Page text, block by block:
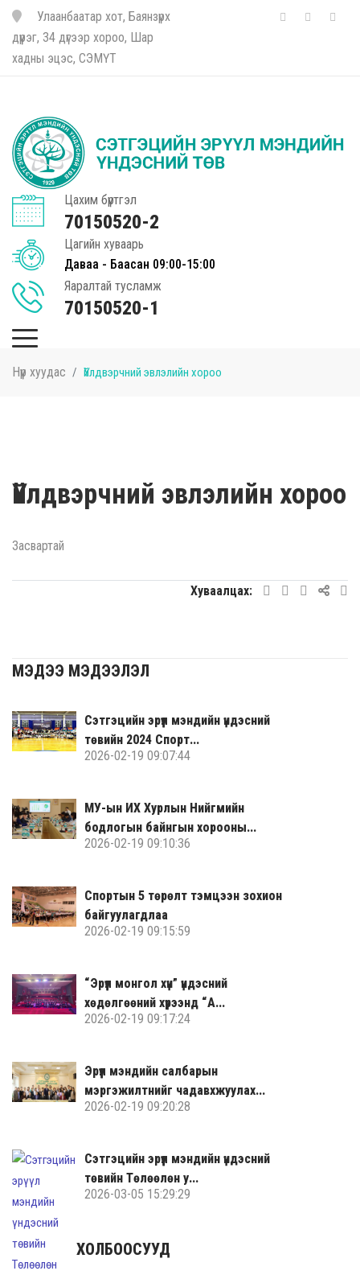
Улаанбаатар хот, Баянзүрх
дүүрэг, 34 дүгээр хороо, Шар
хадны эцэс, СЭМҮТ
Цахим бүртгэл
70150520-2
Цагийн хуваарь
Даваа - Баасан 09:00-15:00
Яаралтай тусламж
70150520-1
Нүүр хуудас Үйлдвэрчний эвлэлийн хороо
Үйлдвэрчний эвлэлийн хороо
Засвартай
Хуваалцах:
МЭДЭЭ МЭДЭЭЛЭЛ
Сэтгэцийн эрүүл мэндийн үндэсний
төвийн 2024 Спорт...
2026-02-19 09:07:44
МУ-ын ИХ Хурлын Нийгмийн
бодлогын байнгын хорооны...
2026-02-19 09:10:36
Спортын 5 төрөлт тэмцээн зохион
байгуулагдлаа
2026-02-19 09:15:59
“Эрүүл монгол хүн” үндэсний
хөдөлгөөний хүрээнд “А...
2026-02-19 09:17:24
Эрүүл мэндийн салбарын
мэргэжилтнийг чадавхжуулах...
2026-02-19 09:20:28
Сэтгэцийн эрүүл мэндийн үндэсний
төвийн Төлөөлөн у...
2026-03-05 15:29:29
ХОЛБООСУУД